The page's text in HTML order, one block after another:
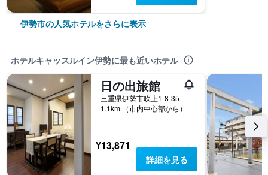
伊勢市の人気ホテルをさらに表示
ホテルキャッスルイン伊勢に最も近いホテル
日の出旅館
三重県伊勢市吹上1-8-35
1.1km （市内中心部から）
¥13,871
詳細を見る